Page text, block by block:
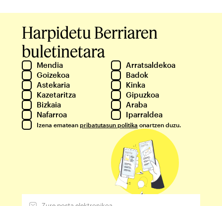
Harpidetu Berriaren
buletinetara
Mendia
Arratsaldekoa
Goizekoa
Badok
Astekaria
Kinka
Kazetaritza
Gipuzkoa
Bizkaia
Araba
Nafarroa
Iparraldea
Izena ematean pribatutasun politika onartzen duzu.